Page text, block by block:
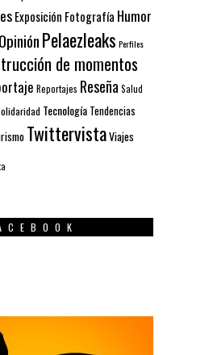
Exposición Fotografía Humor
OpiniónPelaezleaks Perfiles
de momentos
Reportajes Reseña Salud
Tecnología Tendencias
TwittervistaViajes